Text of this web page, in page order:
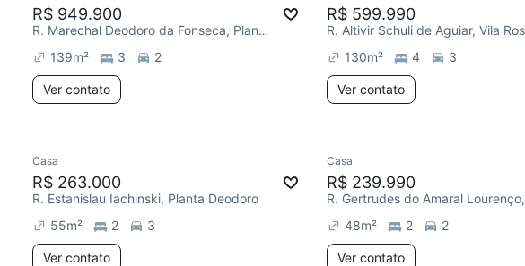
R$ 949.900
R. Marechal Deodoro da Fonseca, Planta Araçatuba
139m² 3 2
Ver contato
R$ 599.990
R. Altivir Schuli de Aguiar, Vila
130m² 4 3
Ver contato
Casa
R$ 263.000
R. Estanislau Iachinski, Planta Deodoro
55m² 2 3
Ver contato
Casa
R$ 239.990
48m² 2 2
Ver contato